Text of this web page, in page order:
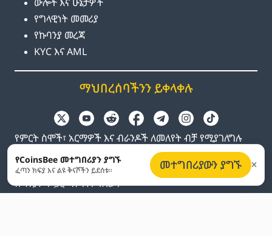
ውሎች እና ሁኔታዎች
የግላዊነት መመሪያ
የኩባንያ መረጃ
KYC እና AML
ማህበረሰባችንን ይቀላቀሉ
የምርት ስሞች፣ አርማዎች እና ብራንዶች ለመለየት ብቻ የሚያገለግሉ
ናቸው። ሁሉም የንግድ ምልክቶች እና የተመዘገቡ የንግድ ምልክቶች
የየራሳቸው ባለቤቶች ንብረት ናቸው። Coinsbee ከሚመለከታቸው
ኩባንያዎች ጋር ግንኙነት የለውም።
የCoinsBee መተግበሪያን ያግኙ
ፈጣን ክፍያ እና ልዩ ቅናሾችን ይደሰቱ። መተግበሪያውን ያግኙ